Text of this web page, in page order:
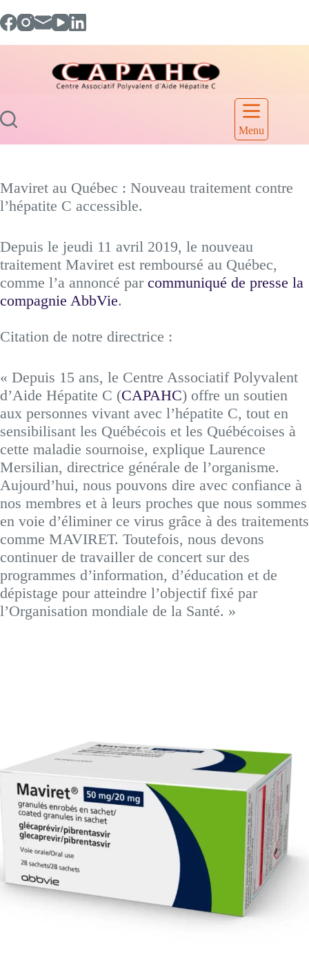
to
content
Menu
Maviret au Québec : Nouveau traitement contre
l’hépatite C accessible.
Depuis le jeudi 11 avril 2019, le nouveau
traitement Maviret est remboursé au Québec,
comme l’a annoncé par communiqué de presse la
compagnie AbbVie.
Citation de notre directrice :
« Depuis 15 ans, le Centre Associatif Polyvalent
d’Aide Hépatite C (CAPAHC) offre un soutien
aux personnes vivant avec l’hépatite C, tout en
sensibilisant les Québécois et les Québécoises à
cette maladie sournoise, explique Laurence
Mersilian, directrice générale de l’organisme.
Aujourd’hui, nous pouvons dire avec confiance à
nos membres et à leurs proches que nous sommes
en voie d’éliminer ce virus grâce à des traitements
comme MAVIRET. Toutefois, nous devons
continuer de travailler de concert sur des
programmes d’information, d’éducation et de
dépistage pour atteindre l’objectif fixé par
l’Organisation mondiale de la Santé. »